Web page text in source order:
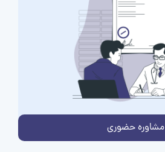
مشاوره حضوری